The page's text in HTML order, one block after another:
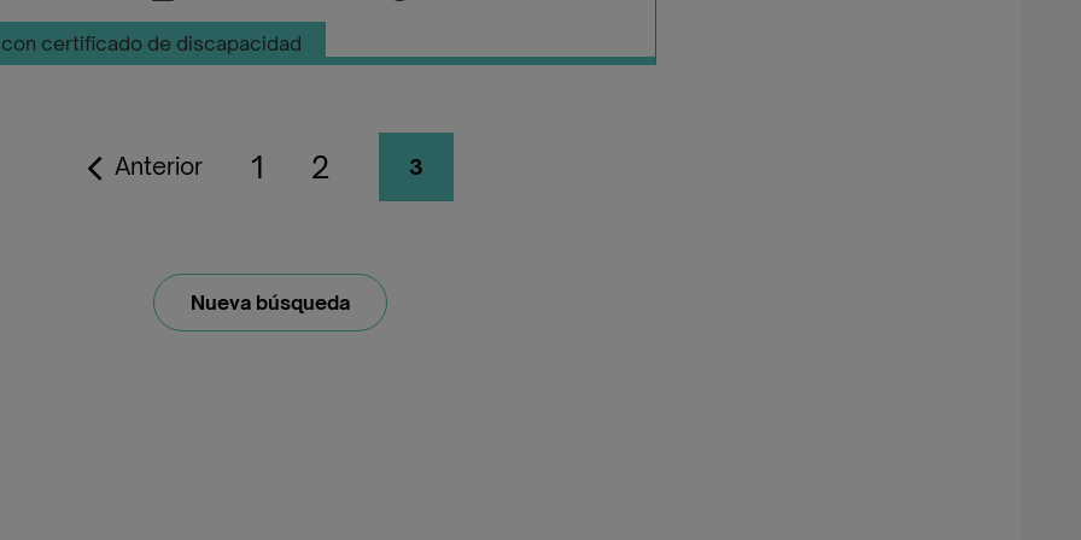
certificado de discapacidad
Anterior 1 2 3
Nueva búsqueda